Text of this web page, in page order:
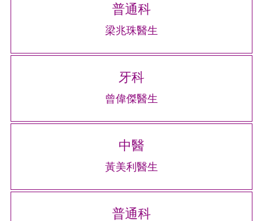
普通科
梁兆珠醫生
牙科
曾偉傑醫生
中醫
黃美利醫生
普通科